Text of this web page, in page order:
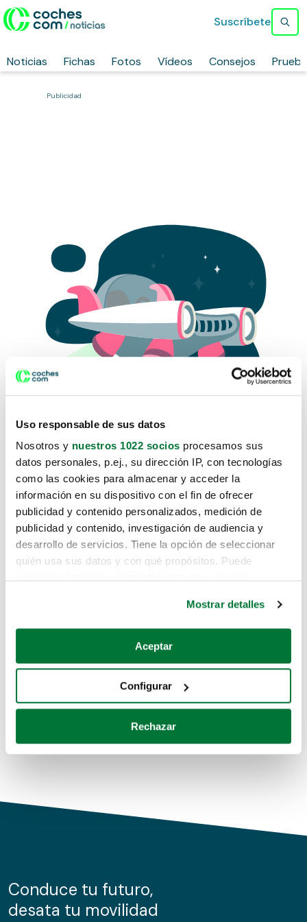
Uso responsable de sus datos
Nosotros y nuestros 1022 socios procesamos sus
datos personales, p.ej., su dirección IP, con tecnologías
como las cookies para almacenar y acceder la
información en su dispositivo con el fin de ofrecer
publicidad y contenido personalizados, medición de
publicidad y contenido, investigación de audiencia y
desarrollo de servicios. Tiene la opción de seleccionar
quién usa sus datos y con qué propósitos. Puede
Si lo permite, también quisiéramos:
Recopilar información sobre su ubicación geográfica
Identificar su dispositivo analizándolo activamente
para buscar características específicas (huellas
Obtenga más información sobre cómo se procesan sus
de cookies.
información sobre el uso que haga del sitio web con
nuestros partners de redes sociales, publicidad y análisis
Mostrar detalles
Aceptar
Configurar
Rechazar
Noticias Fichas Fotos Vídeos Consejos
Suscríbete
Publicidad
Lo sentimos, no sabemos como
te hemos traido hasta aquí.
Pero puedes encontrar el coche que estás
buscando en alguno de estos enlaces:
Coches de segunda mano
Coches de km0
Conduce tu futuro,
desata tu movilidad